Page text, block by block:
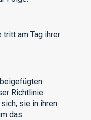
am Tag ihrer
Richtlinie
sie in ihren
das